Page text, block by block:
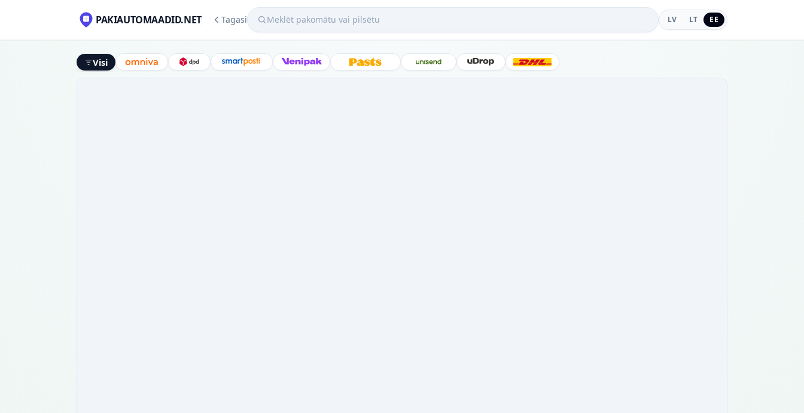
PAKIAUTOMAADID.NET TagasiMeklēt pakomātu vai pilsētu LV LT EE
Visi Omniva DPD SmartPosti Venipak Latvijas Pasts Unisend uDrop DHL